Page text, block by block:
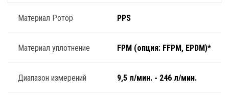
Материал Ротор PPS
Материал уплотнение FPM (опция: FFPM, EPDM)*
Диапазон измерений 9,5 л/мин. - 246 л/мин.